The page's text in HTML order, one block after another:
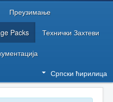
Преузимање
Packs Технички Захтеви
Српски ћирилица